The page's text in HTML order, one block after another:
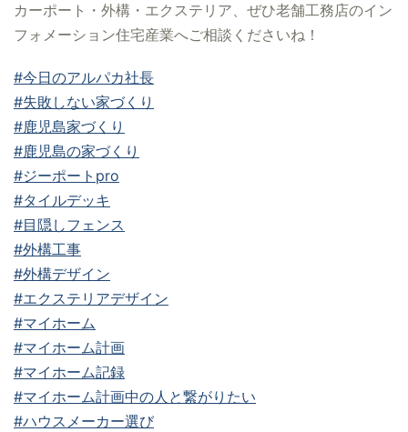
カーポート・外構・エクステリア、ぜひ老舗工務店のイン
フォメーション住宅産業へご相談くださいね！
#今日のアルパカ社長
#失敗しない家づくり
#鹿児島家づくり
#鹿児島の家づくり
#ジーポートpro
#タイルデッキ
#目隠しフェンス
#外構工事
#外構デザイン
#エクステリアデザイン
#マイホーム
#マイホーム計画
#マイホーム記録
#マイホーム計画中の人と繋がりたい
#ハウスメーカー選び